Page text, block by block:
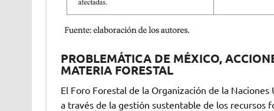
PROBLEMÁTICA DE MÉXICO,
MATERIA FORESTAL
El Foro Forestal de la Organización de la
a través de la gestión sustentable de los recursos